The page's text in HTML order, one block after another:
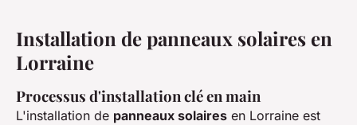
Installation de panneaux solaires en
Lorraine
Processus d'installation clé en main
L'installation de panneaux solaires en Lorraine est